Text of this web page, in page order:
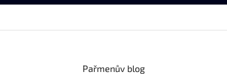
Pařmenův blog